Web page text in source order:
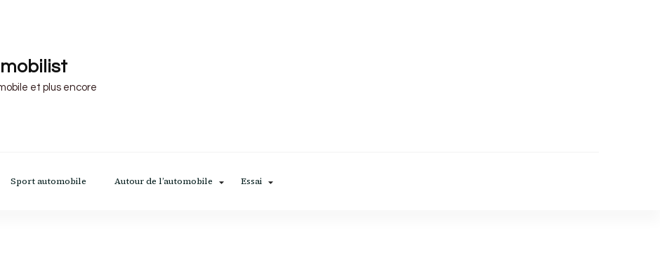
et plus encore
Sport automobile Autour de l’automobile Essai